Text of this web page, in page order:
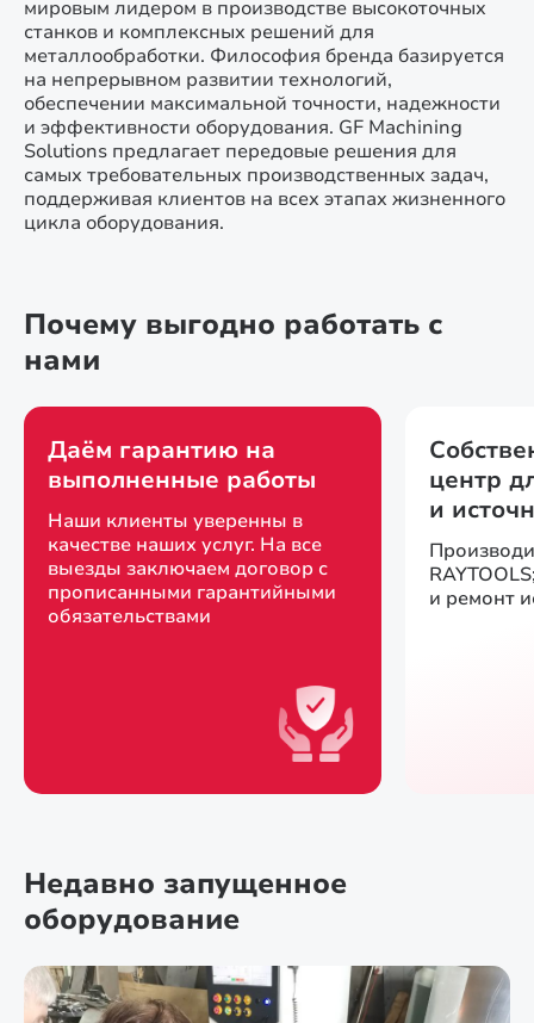
мировым лидером в производстве высокоточных
станков и комплексных решений для
металлообработки. Философия бренда базируется
на непрерывном развитии технологий,
обеспечении максимальной точности, надежности
и эффективности оборудования. GF Machining
Solutions предлагает передовые решения для
самых требовательных производственных задач,
поддерживая клиентов на всех этапах жизненного
цикла оборудования.
Почему выгодно работать с
нами
Даём гарантию на
выполненные работы
Наши клиенты уверенны в
качестве наших услуг. На все
выезды заключаем договор с
прописанными гарантийными
обязательствами
центр
и
и ремонт
Недавно запущенное
оборудование